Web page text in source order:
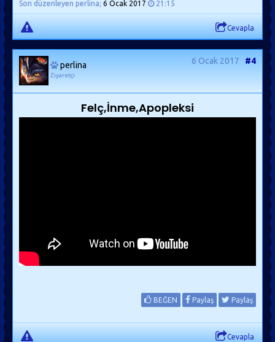
Son düzenleyen perlina; 6 Ocak 2017 21:15
Cevapla
perlina
Ziyaretçi
6 Ocak 2017 #4
Felç,İnme,Apopleksi
BEĞEN Paylaş Paylaş
Cevapla